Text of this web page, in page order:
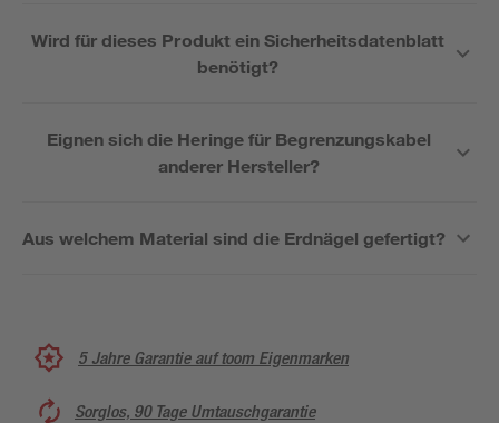
Wird für dieses Produkt ein Sicherheitsdatenblatt
benötigt?
Eignen sich die Heringe für Begrenzungskabel
anderer Hersteller?
Aus welchem Material sind die Erdnägel gefertigt?
5 Jahre Garantie auf toom Eigenmarken
Sorglos, 90 Tage Umtauschgarantie